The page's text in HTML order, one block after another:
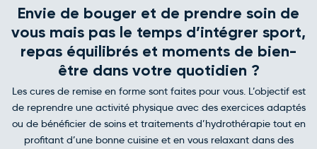
Envie de bouger et de prendre soin de
vous mais pas le temps d’intégrer sport,
repas équilibrés et moments de bien-
être dans votre quotidien ?
Les cures de remise en forme sont faites pour vous. L’objectif est
de reprendre une activité physique avec des exercices adaptés
ou de bénéficier de soins et traitements d’hydrothérapie tout en
profitant d’une bonne cuisine et en vous relaxant dans des